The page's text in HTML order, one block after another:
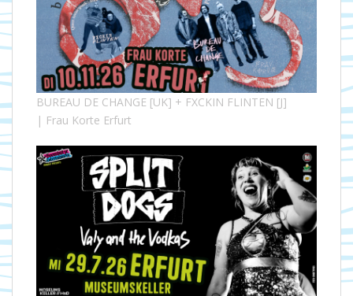
BUREAU DE CHANGE [UK] + FXCKIN FLINTEN [J]
| Frau Korte Erfurt